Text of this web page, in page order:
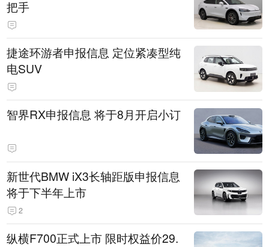
把手
捷途环游者申报信息 定位紧凑型纯
电SUV
智界RX申报信息 将于8月开启小订
新世代BMW iX3长轴距版申报信息
将于下半年上市
2
纵横F700正式上市 限时权益价29.